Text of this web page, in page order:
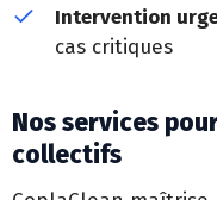
Intervention
cas critiques
Nos services
collectifs